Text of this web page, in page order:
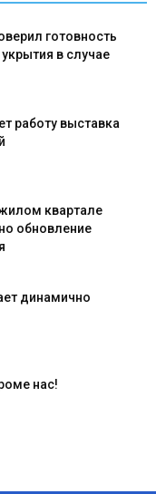
готовность
в случае
работу выставка
квартале
обновление
динамично
нас!